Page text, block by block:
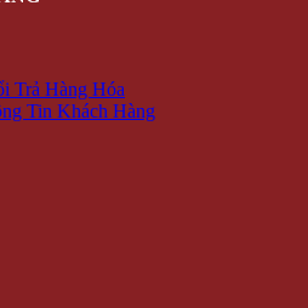
Trả Hàng Hóa
Tin Khách Hàng